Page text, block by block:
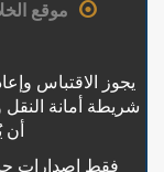
موقع
يجوز الاقتباس
شريطة أمانة النقل
فقط إصدارات حزب